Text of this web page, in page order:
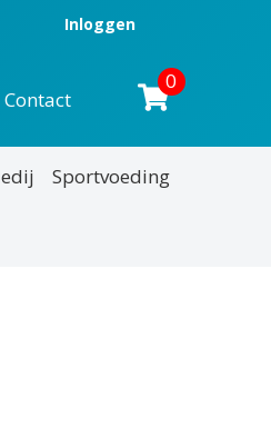
Inloggen
Contact
0
Sportvoeding